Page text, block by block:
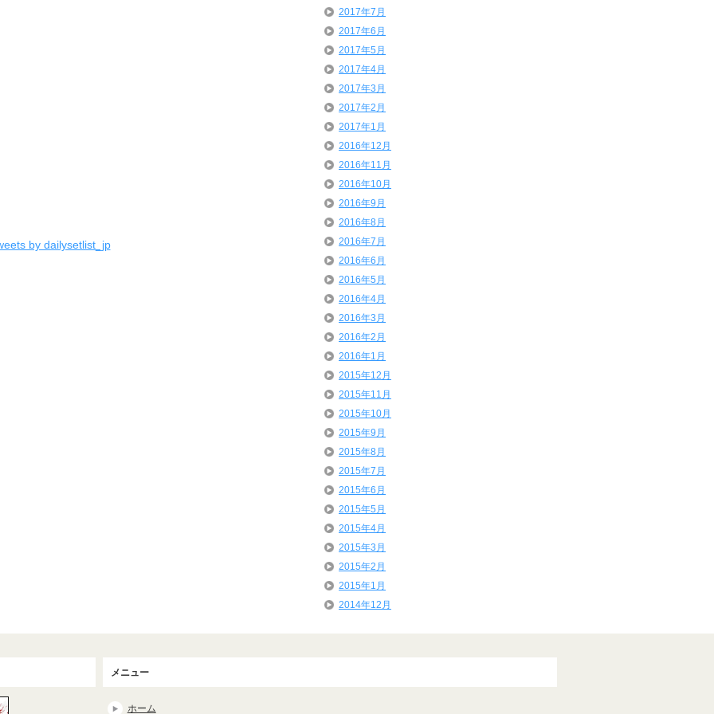
by dailysetlist_jp
2017年7月
2017年6月
2017年5月
2017年4月
2017年3月
2017年2月
2017年1月
2016年12月
2016年11月
2016年10月
2016年9月
2016年8月
2016年7月
2016年6月
2016年5月
2016年4月
2016年3月
2016年2月
2016年1月
2015年12月
2015年11月
2015年10月
2015年9月
2015年8月
2015年7月
2015年6月
2015年5月
2015年4月
2015年3月
2015年2月
2015年1月
2014年12月
メニュー
ホーム